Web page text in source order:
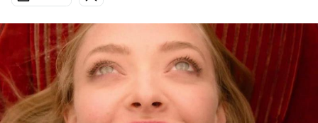
Economia
Sport
Mondiali calcio 2026
PODCAST